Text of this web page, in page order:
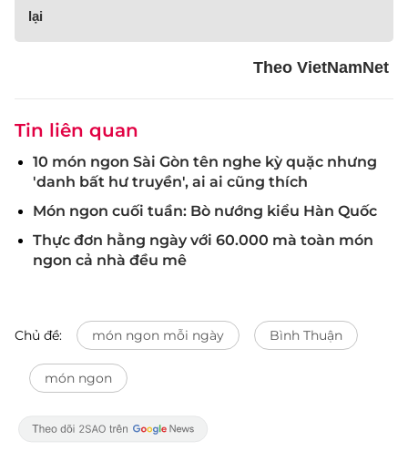
lại
Theo VietNamNet
Tin liên quan
10 món ngon Sài Gòn tên nghe kỳ quặc nhưng
'danh bất hư truyền', ai ai cũng thích
Món ngon cuối tuần: Bò nướng kiểu Hàn Quốc
Thực đơn hằng ngày với 60.000 mà toàn món
ngon cả nhà đều mê
Chủ đề: món ngon mỗi ngày Bình Thuận
món ngon